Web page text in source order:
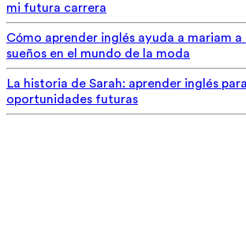
mi futura carrera
Cómo aprender inglés ayuda a mariam a
sueños en el mundo de la moda
La historia de Sarah: aprender inglés
oportunidades futuras